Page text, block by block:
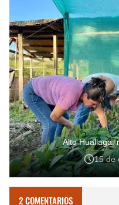
Alto Huallaga:
15 de
2 COMENTARIOS